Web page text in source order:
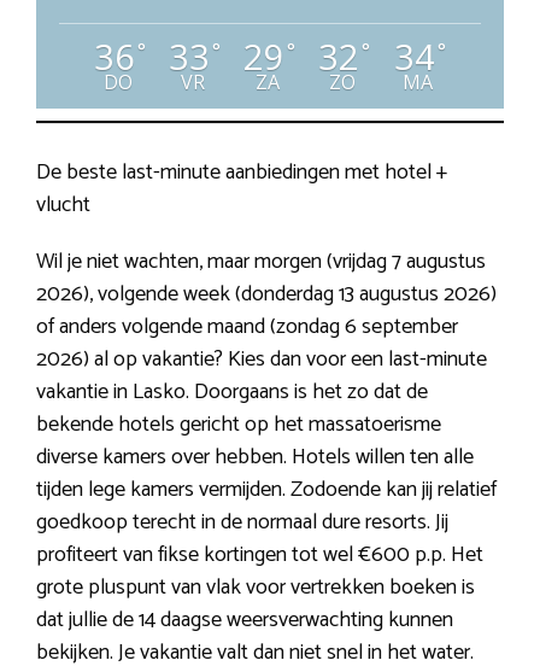
36°
DO
33°
VR
29°
ZA
32°
ZO
34°
MA
De beste last-minute aanbiedingen met hotel +
vlucht
Wil je niet wachten, maar morgen (vrijdag 7 augustus
2026), volgende week (donderdag 13 augustus 2026)
of anders volgende maand (zondag 6 september
2026) al op vakantie? Kies dan voor een last-minute
vakantie in Lasko. Doorgaans is het zo dat de
bekende hotels gericht op het massatoerisme
diverse kamers over hebben. Hotels willen ten alle
tijden lege kamers vermijden. Zodoende kan jij relatief
goedkoop terecht in de normaal dure resorts. Jij
profiteert van fikse kortingen tot wel €600 p.p. Het
grote pluspunt van vlak voor vertrekken boeken is
dat jullie de 14 daagse weersverwachting kunnen
bekijken. Je vakantie valt dan niet snel in het water.